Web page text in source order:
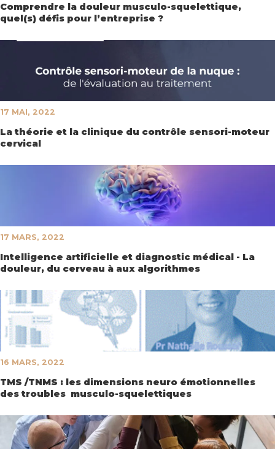
Comprendre la douleur musculo-squelettique,
quel(s) défis pour l’entreprise ?
17 MAI, 2022
La théorie et la clinique du contrôle sensori-moteur
cervical
17 MARS, 2022
Intelligence artificielle et diagnostic médical - La
douleur, du cerveau à aux algorithmes
16 MARS, 2022
TMS /TNMS : les dimensions neuro émotionnelles
des troubles musculo-squelettiques